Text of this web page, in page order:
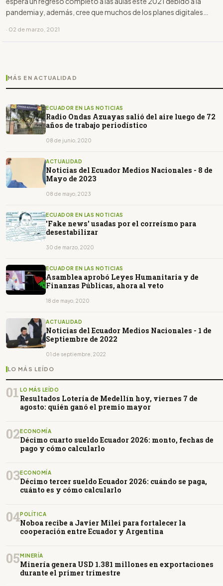
pandemia y, además, cree que muchos de los planes digitales
sistemas educativos sufrirán cambios en el futuro.
· 02 de marzo, 2021
MÁS EN ACTUALIDAD
ECUADOR EN LAS NOTICIAS
Radio Ondas Azuayas salió del aire luego de 72
años de trabajo periodístico
08 de junio, 2020
ACTUALIDAD
Noticias del Ecuador Medios Nacionales - 8 de
Mayo de 2023
08 de mayo, 2023
ECUADOR EN LAS NOTICIAS
'Fake news' usadas por el correísmo para
desestabilizar
30 de marzo, 2020
ECUADOR EN LAS NOTICIAS
Asamblea aprobó Leyes Humanitaria y de
Finanzas Públicas, ahora al veto
18 de mayo, 2020
ACTUALIDAD
Noticias del Ecuador Medios Nacionales - 1 de
Septiembre de 2022
01 de septiembre, 2022
LO MÁS LEÍDO
01 LO MÁS LEÍDO
Resultados Lotería de Medellín hoy, viernes 7 de
agosto: quién ganó el premio mayor
02ECONOMÍA
Décimo cuarto sueldo Ecuador 2026: monto, fechas de
pago y cómo calcularlo
03ECONOMÍA
Décimo tercer sueldo Ecuador 2026: cuándo se paga,
cuánto es y cómo calcularlo
04POLÍTICA
Noboa recibe a Javier Milei para fortalecer la
cooperación entre Ecuador y Argentina
05MINERÍA
Minería genera USD 1.381 millones en exportaciones
durante el primer trimestre